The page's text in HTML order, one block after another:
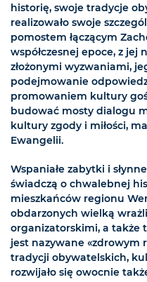
historię, swoje tradycje
realizowało swoje
pomostem łączącym
współczesnej epoce, z
złożonymi wyzwaniami,
podejmowanie
promowaniem kultury
budować mosty dialogu
kultury zgody i miłości,
Ewangelii.
Wspaniałe zabytki i
świadczą o chwalebnej
mieszkańców regionu
obdarzonych wielką
organizatorskimi, a także
jest nazywane «zdrowym
tradycji obywatelskich,
rozwijało się owocnie